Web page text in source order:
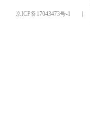
京ICP备17043473号-1